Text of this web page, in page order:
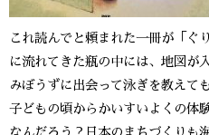
これ読んでと頼まれた一冊が「ぐ
に流れてきた瓶の中には、地図が
みぼうずに出会って泳ぎを教えて
子どもの頃からかいすいよくの体
なんだろう？日本のまちづくりも